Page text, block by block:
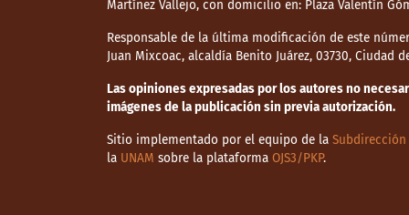
Martínez Vallejo, con domicilio en: Plaza Valentín
Responsable de la última modificación de este
Juan Mixcoac, alcaldía Benito Juárez, 03730, Ciudad
Las opiniones expresadas por los autores no
imágenes de la publicación sin previa autorización.
Sitio implementado por el equipo de la Subdirección
la UNAM sobre la plataforma OJS3/PKP.